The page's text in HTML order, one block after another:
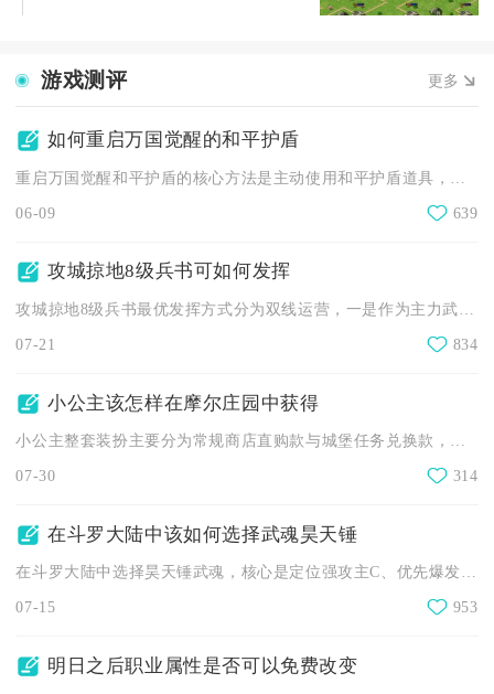
游戏测评 更多
如何重启万国觉醒的和平护盾
06-09 639
攻城掠地8级兵书可如何发挥
07-21 834
小公主该怎样在摩尔庄园中获得
07-30 314
在斗罗大陆中该如何选择武魂昊天锤
07-15 953
明日之后职业属性是否可以免费改变